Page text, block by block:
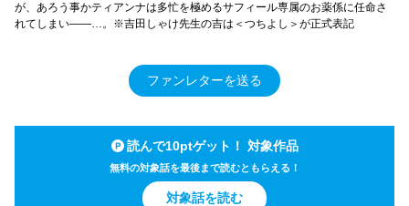
が、あろう事かティアンナは多忙を極めるサフィール専属のお薬係に任命さ
れてしまい――…。※吉田しゃけ先生の吉は＜つちよし＞が正式表記
ファンレターを送る
読んで10ptゲット！ 対象作品
無料の対象話を最後まで読むともらえる！
対象話を読む